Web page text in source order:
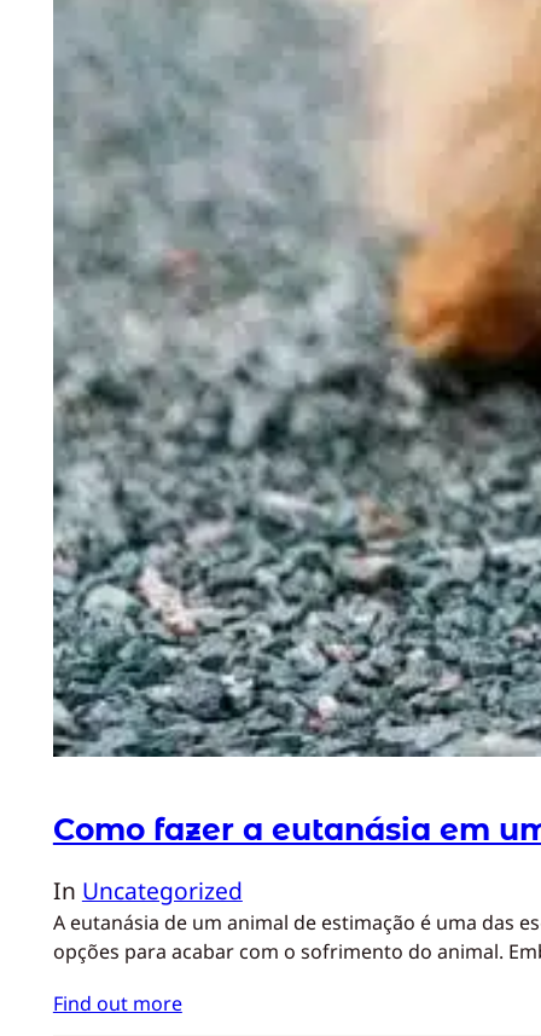
Como fazer a eutanásia em
In Uncategorized
A eutanásia de um animal de estimação é uma das
opções para acabar com o sofrimento do animal.
Find out more